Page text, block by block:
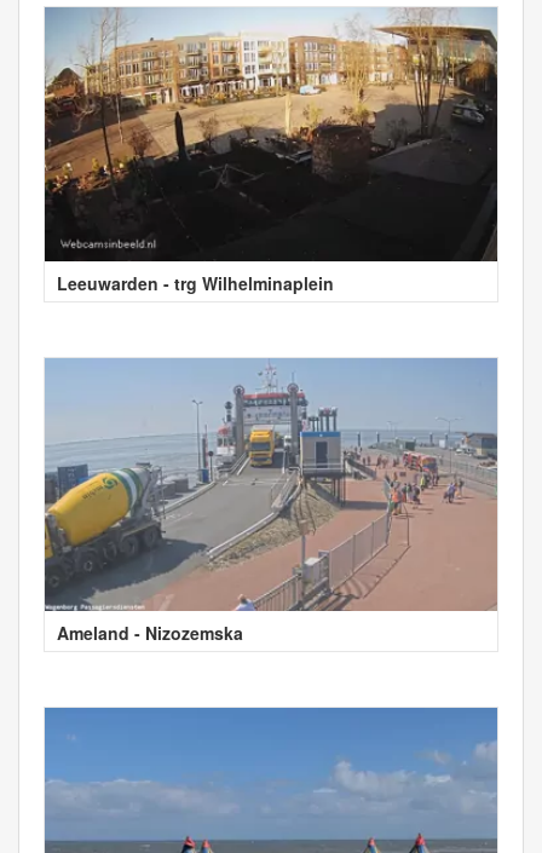
Leeuwarden - trg Wilhelminaplein
Ameland - Nizozemska